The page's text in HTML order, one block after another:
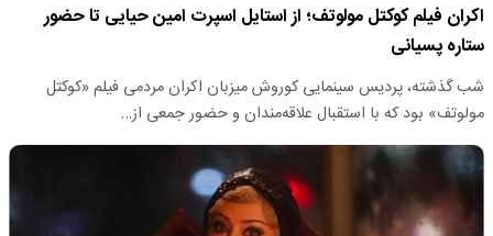
اکران فیلم کوکتل مولوتف؛ از استایل اسپرت امین حیایی تا حضور
ستاره پسیانی
شب گذشته، پردیس سینمایی کوروش میزبان اکران مردمی فیلم «کوکتل
مولوتف» بود که با استقبال علاقه‌مندان و حضور جمعی از…